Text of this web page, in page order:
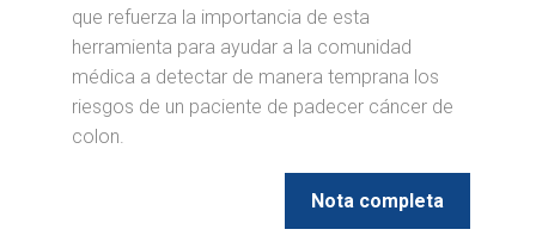
que refuerza la importancia de esta
herramienta para ayudar a la comunidad
médica a detectar de manera temprana los
riesgos de un paciente de padecer cáncer de
colon.
Nota completa